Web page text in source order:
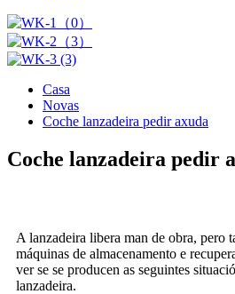
Casa
Novas
Coche lanzadeira pedir axuda
Coche lanzadeira pedir
A lanzadeira libera man de obra, pero
máquinas de almacenamento e
ver se se producen as seguintes
lanzadeira.